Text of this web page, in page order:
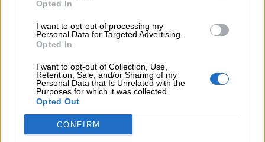
Opted In
I want to opt-out of processing my
Personal Data for Targeted Advertising.
Opted In
I want to opt-out of Collection, Use,
Retention, Sale, and/or Sharing of my
Personal Data that Is Unrelated with the
Purposes for which it was collected.
Opted Out
CONFIRM
CURIOSITÀ
Il colore legato al nome Nicola è il Rosso,
mentre la pietra portafortuna è il Rubino.
SCOPRI I LIBRI DEI NOMI DI PORTALE
BAMBINI